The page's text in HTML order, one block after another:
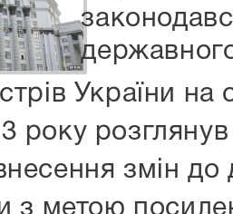
України на
року
змін до
з метою